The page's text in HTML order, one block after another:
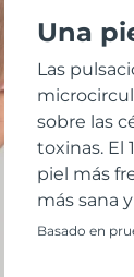
Una
Las
sobre las
toxinas. El
piel más
más sana
Basado en